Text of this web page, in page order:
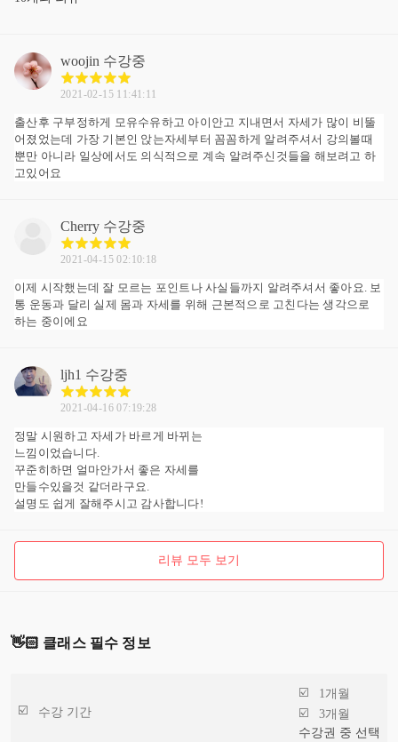
woojin 수강중
2021-02-15 11:41:11
출산후 구부정하게 모유수유하고 아이안고 지내면서 자세가 많이 비뚤
어졌었는데 가장 기본인 앉는자세부터 꼼꼼하게 알려주셔서 강의볼때
뿐만 아니라 일상에서도 의식적으로 계속 알려주신것들을 해보려고 하
고있어요
Cherry 수강중
2021-04-15 02:10:18
이제 시작했는데 잘 모르는 포인트나 사실들까지 알려주셔서 좋아요. 보
통 운동과 달리 실제 몸과 자세를 위해 근본적으로 고친다는 생각으로
하는 중이에요
ljh1 수강중
2021-04-16 07:19:28
정말 시원하고 자세가 바르게 바뀌는
느낌이었습니다.
꾸준히하면 얼마안가서 좋은 자세를
만들수있을것 같더라구요.
설명도 쉽게 잘해주시고 감사합니다!
리뷰 모두 보기
👋🏻 클래스 필수 정보
수강 기간
1개월
3개월
수강권 중 선택